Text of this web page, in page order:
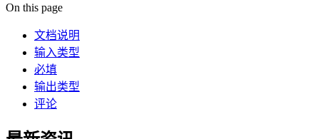
On this page
文档说明
输入类型
必填
输出类型
评论